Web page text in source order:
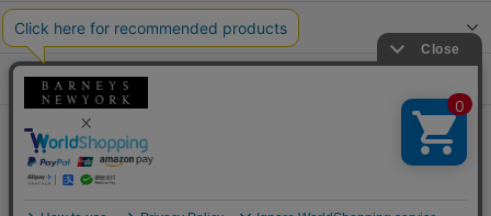
店舗情報
サービス